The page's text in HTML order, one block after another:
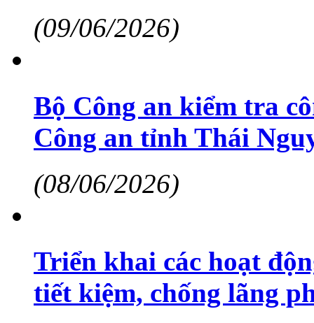
(09/06/2026)
Bộ Công an kiểm tra
Công an tỉnh Thái
(08/06/2026)
Triển khai các hoạt
tiết kiệm, chống lãng